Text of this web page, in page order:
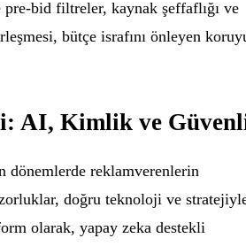
bid filtreler, kaynak şeffaflığı ve
bütçe israfını önleyen
AI, Kimlik ve
dönemlerde reklamverenlerin
doğru teknoloji ve
olarak, yapay zeka destekli